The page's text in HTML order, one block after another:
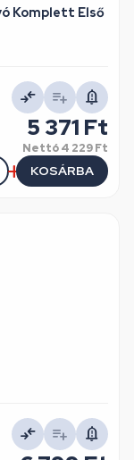
Komplett Első
5 371 Ft
Nettó4 229 Ft
KOSÁRBA